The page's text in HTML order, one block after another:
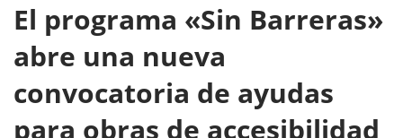
El programa «Sin Barreras»
abre una nueva
convocatoria de ayudas
para obras de accesibilidad